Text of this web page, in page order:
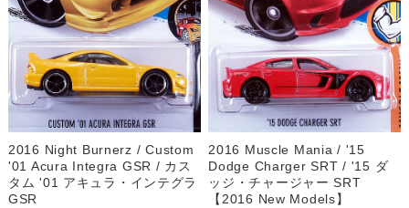
2016 Night Burnerz / Custom
'01 Acura Integra GSR / カス
タム '01 アキュラ・インテグラ
GSR
2016 Muscle Mania / '15
Dodge Charger SRT / '15 ダ
ッジ・チャージャー SRT
【2016 New Models】